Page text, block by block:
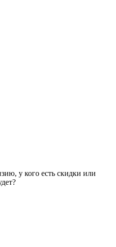
у кого есть скидки или